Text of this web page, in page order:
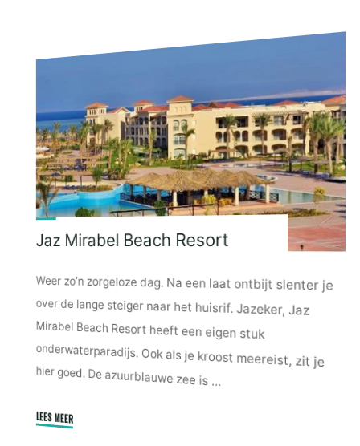
Jaz Mirabel Beach Resort
Weer zo’n zorgeloze dag. Na een laat ontbijt slenter je
over de lange steiger naar het huisrif. Jazeker, Jaz
Mirabel Beach Resort heeft een eigen stuk
onderwaterparadijs. Ook als je kroost meereist, zit je
hier goed. De azuurblauwe zee is …
LEES MEER"Jaz
Mirabel
Beach